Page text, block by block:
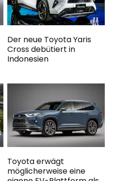
Der neue Toyota Yaris
Cross debütiert in
Indonesien
Toyota erwägt
möglicherweise eine